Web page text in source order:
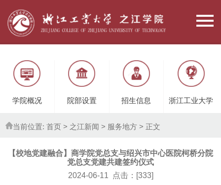
学院概况 院部设置 招生信息 浙江工业大学
当前位置:首页 > 之江新闻 > 服务地方 > 正文
【校地党建融合】商学院党总支与绍兴市中心医院柯桥分院
党总支党建共建签约仪式
2024-06-11 点击：[ 333